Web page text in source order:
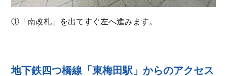
①「南改札」を出てすぐ左へ進みます。
地下鉄四つ橋線「東梅田駅」からのアクセス